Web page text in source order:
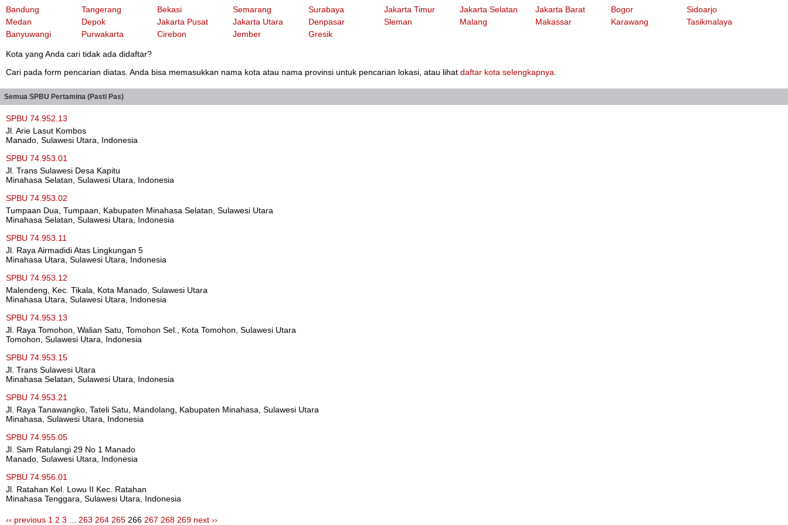
Bandung Tangerang Bekasi Semarang Surabaya Jakarta Timur Jakarta Selatan Jakarta Barat Bogor
Sidoarjo
Medan
Depok Jakarta Pusat Jakarta Utara Denpasar Sleman Malang Makassar Karawang
Tasikmalaya
Banyuwangi
Purwakarta Cirebon Jember Gresik
Kota yang Anda cari tidak ada didaftar?
Cari pada form pencarian diatas. Anda bisa memasukkan nama kota atau nama provinsi untuk pencarian lokasi, atau lihat daftar kota selengkapnya
Semua SPBU Pertamina (Pasti Pas)
SPBU 74.952.13
Jl. Arie Lasut Kombos
Manado, Sulawesi Utara, Indonesia
SPBU 74.953.01
Jl. Trans Sulawesi Desa Kapitu
Minahasa Selatan, Sulawesi Utara, Indonesia
SPBU 74.953.02
Tumpaan Dua, Tumpaan, Kabupaten Minahasa Selatan, Sulawesi Utara
Minahasa Selatan, Sulawesi Utara, Indonesia
SPBU 74.953.11
Jl. Raya Airmadidi Atas Lingkungan 5
Minahasa Utara, Sulawesi Utara, Indonesia
SPBU 74.953.12
Malendeng, Kec. Tikala, Kota Manado, Sulawesi Utara
Minahasa Utara, Sulawesi Utara, Indonesia
SPBU 74.953.13
Jl. Raya Tomohon, Walian Satu, Tomohon Sel., Kota Tomohon, Sulawesi Utara
Tomohon, Sulawesi Utara, Indonesia
SPBU 74.953.15
Jl. Trans Sulawesi Utara
Minahasa Selatan, Sulawesi Utara, Indonesia
SPBU 74.953.21
Jl. Raya Tanawangko, Tateli Satu, Mandolang, Kabupaten Minahasa, Sulawesi Utara
Minahasa, Sulawesi Utara, Indonesia
SPBU 74.955.05
Jl. Sam Ratulangi 29 No 1 Manado
Manado, Sulawesi Utara, Indonesia
SPBU 74.956.01
Jl. Ratahan Kel. Lowu II Kec. Ratahan
Minahasa Tenggara, Sulawesi Utara, Indonesia
‹‹ previous 1 2 3 263 264 265 266 267 268 269 next ››